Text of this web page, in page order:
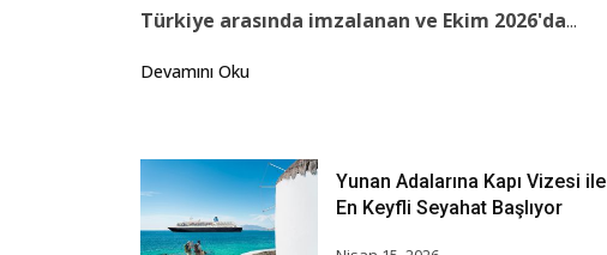
Türkiye arasında imzalanan ve Ekim 2026'da...
Devamını Oku
Yunan Adalarına Kapı Vizesi ile
En Keyfli Seyahat Başlıyor